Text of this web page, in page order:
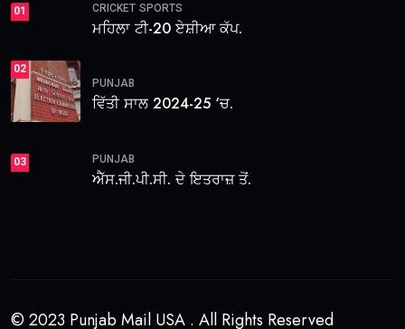
01 CRICKET SPORTS
ਮਹਿਲਾ ਟੀ-20 ਏਸ਼ੀਆ ਕੱਪ.
02
PUNJAB
ਵਿੱਤੀ ਸਾਲ 2024-25 ‘ਚ.
03 PUNJAB
ਐੱਸ.ਜੀ.ਪੀ.ਸੀ. ਦੇ ਇਤਰਾਜ਼ ਤੋਂ.
© 2023 Punjab Mail USA . All Rights Reserved